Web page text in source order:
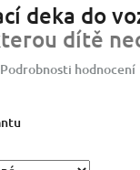
deka do
dítě
Podrobnosti hodnocení